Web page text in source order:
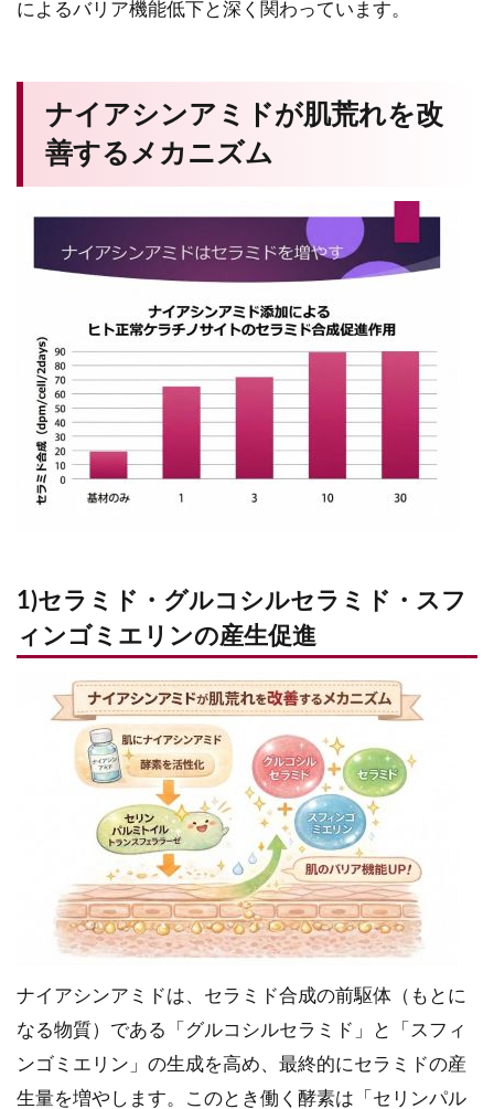
によるバリア機能低下と深く関わっています。
ナイアシンアミドが肌荒れを改
善するメカニズム
1)セラミド・グルコシルセラミド・スフ
ィンゴミエリンの産生促進
ナイアシンアミドは、セラミド合成の前駆体（もとに
なる物質）である「グルコシルセラミド」と「スフィ
ンゴミエリン」の生成を高め、最終的にセラミドの産
生量を増やします。このとき働く酵素は「セリンパル